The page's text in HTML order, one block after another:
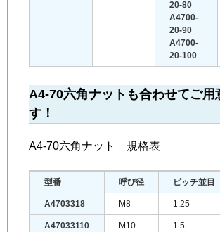
20-80
A4700-
20-90
A4700-
20-100
A4-70六角ナットも合わせてご用
す！
A4-70六角ナット 規格表
型番 呼び径 ピッチ並目
A4703318 M8 1.25
A47033110 M10 1.5